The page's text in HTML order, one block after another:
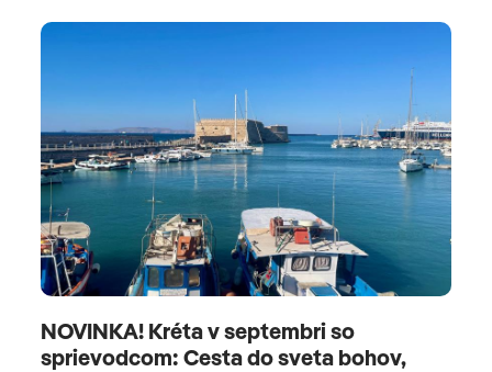
NOVINKA! Kréta v septembri so
sprievodcom: Cesta do sveta bohov,